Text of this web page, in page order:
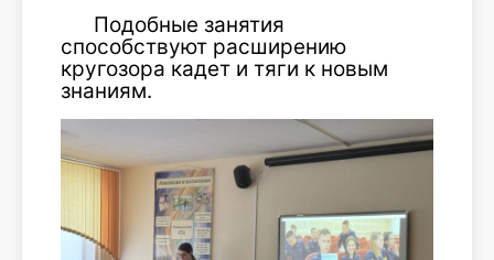
Подобные занятия
способствуют расширению
кругозора кадет и тяги к новым
знаниям.